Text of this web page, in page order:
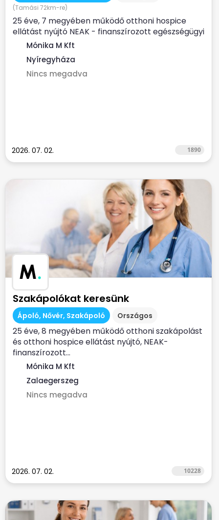
(Tamási 72km-re)
25 éve, 7 megyében működő otthoni hospice
ellátást nyújtó NEAK - finanszírozott egészségügyi
szolgálat...
Mónika M Kft
Nyíregyháza
Nincs megadva
2026. 07. 02. 1890
M.
Szakápolókat keresünk
Ápoló, Nővér, Szakápoló Országos
25 éve, 8 megyében működő otthoni szakápolást
és otthoni hospice ellátást nyújtó, NEAK-
finanszírozott...
Mónika M Kft
Zalaegerszeg
Nincs megadva
2026. 07. 02. 10228